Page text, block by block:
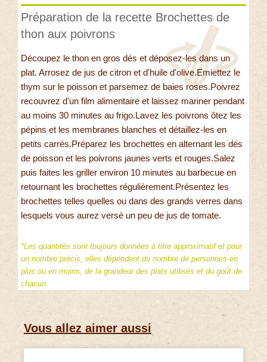
Préparation de la recette Brochettes de
thon aux poivrons
Découpez le thon en gros dés et déposez-les dans un
plat. Arrosez de jus de citron et d'huile d'olive.Emiettez le
thym sur le poisson et parsemez de baies roses.Poivrez
recouvrez d'un film alimentaire et laissez mariner pendant
au moins 30 minutes au frigo.Lavez les poivrons ôtez les
pépins et les membranes blanches et détaillez-les en
petits carrés.Préparez les brochettes en alternant les dés
de poisson et les poivrons jaunes verts et rouges.Salez
puis faites les griller environ 10 minutes au barbecue en
retournant les brochettes régulièrement.Présentez les
brochettes telles quelles ou dans des grands verres dans
lesquels vous aurez versé un peu de jus de tomate.
*Les quantités sont toujours données à titre approximatif et pour
un nombre précis, elles dépendent du nombre de personnes en
plus ou en moins, de la grandeur des plats utilisés et du goût de
chacun.
Vous allez aimer aussi